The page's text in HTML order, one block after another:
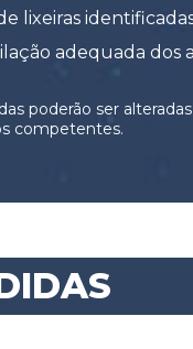
lixeiras
adequada dos
poderão ser
competentes.